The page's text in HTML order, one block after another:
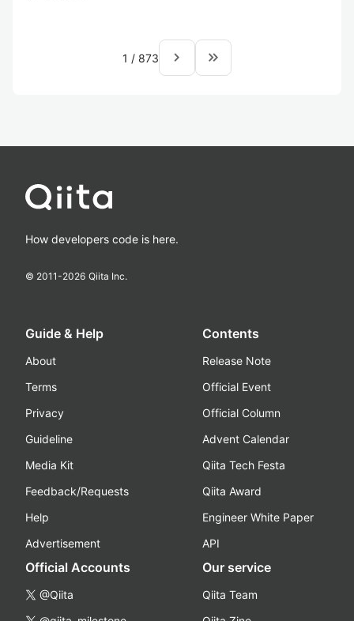
1 / 873 navigate_next keyboard_double_arrow_right
How developers code is here.
© 2011-2026 Qiita Inc.
Guide & Help
About
Terms
Privacy
Guideline
Media Kit
Feedback/Requests
Help
Advertisement
Contents
Release Note
Official Event
Official Column
Advent Calendar
Qiita Tech Festa
Qiita Award
Engineer White Paper
API
Official Accounts
@Qiita
Our service
Qiita Team